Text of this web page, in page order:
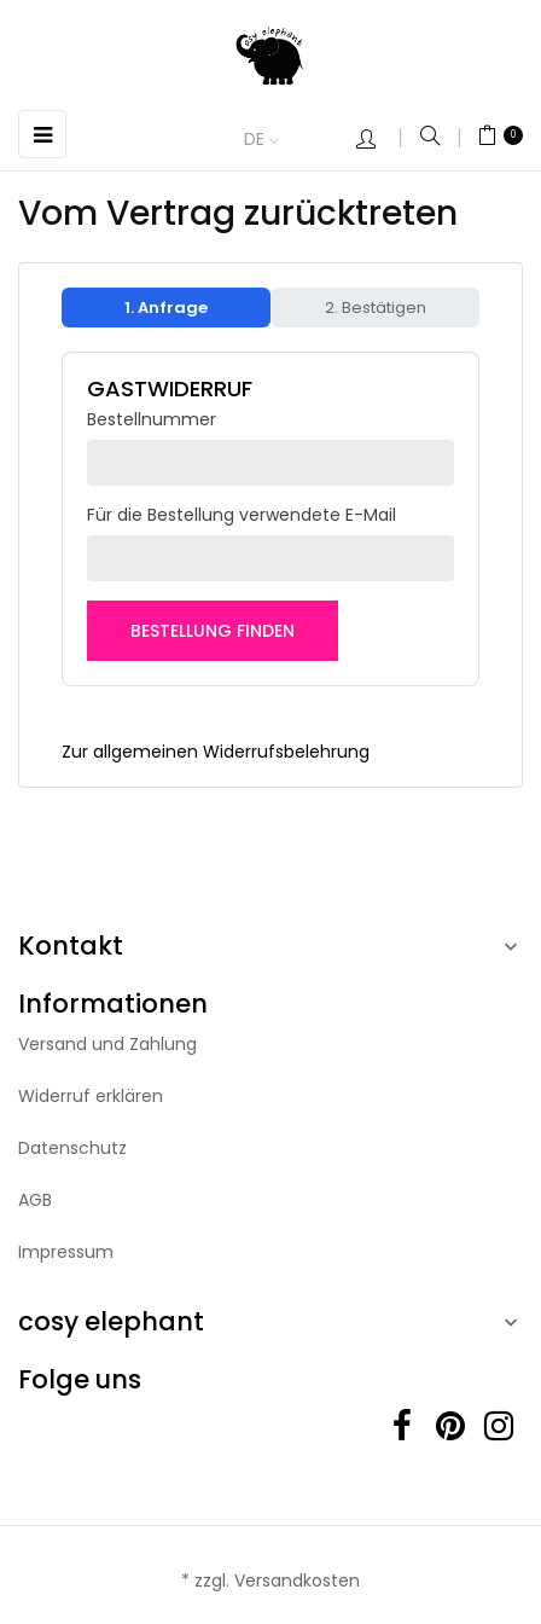
Umschalten
der
Navigation
☰ 0
DE
Vom Vertrag zurücktreten
1. Anfrage 2. Bestätigen
GASTWIDERRUF
Bestellnummer
Für die Bestellung verwendete E-Mail
BESTELLUNG FINDEN
Zur allgemeinen Widerrufsbelehrung
Kontakt 
Informationen
Versand und Zahlung
Widerruf erklären
Datenschutz
AGB
Impressum
cosy elephant 
Folge uns
* zzgl. Versandkosten